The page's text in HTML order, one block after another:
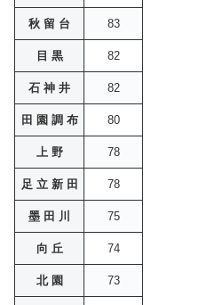
秋 留 台 83
目 黒 82
石 神 井 82
田 園 調 布 80
上 野 78
足 立 新 田 78
墨 田 川 75
向 丘 74
北 園 73